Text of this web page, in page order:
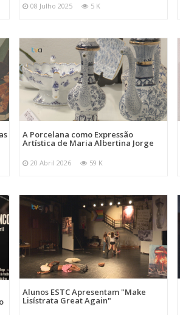
08 Julho 2025 5 K
A Porcelana como Expressão
Artística de Maria Albertina Jorge
20 Abril 2026 59 K
Alunos ESTC Apresentam "Make
Lisístrata Great Again"